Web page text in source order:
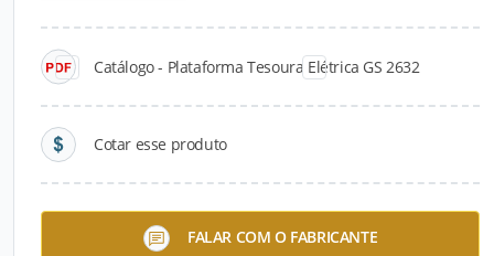
Catálogo - Plataforma Tesoura Elétrica GS 2632
Cotar esse produto
FALAR COM O FABRICANTE
Gerador GMG 125 kVa